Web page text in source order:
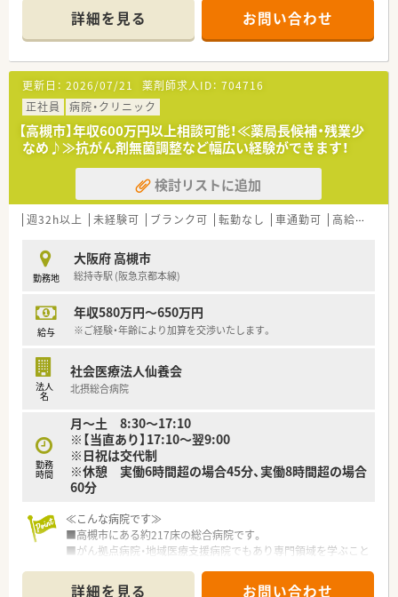
＊------------------------------------------＊
【店舗情報と応需状況について】
■阪急京都本線の高槻市駅から徒歩で2分という好立地にあり、
悪天候の日でも毎日の通勤にかかる負担が非常に少ない便利な
薬局です。
■門前に構える歴史ある大学病院より総合科目の処方箋をメイ
ンに受け付けており、最先端の薬学知識を幅広く吸収できる環境
です。
■1日あたりの処方箋応需枚数は平均120枚ほどですが、常時5名
から6名体制の手厚い薬剤師を配置して無理なく運営していま
す。
【想定される業務内容】
■大学病院から届く総合科目の処方箋に基づき、全店に標準導入
行います。
■お薬の提供だけでなく、自社開発のサプリメントや健康食品の
カウンセリング販売を通じ、未病や予防の観点から患者様を支え
■薬局長への就任後は、店舗ごとの独立採算制に基づいた予算の
管理や、他職種スタッフの配置調整などの薬局管理業務も学びま
【職場環境と雰囲気】
■店舗には常勤薬剤師5名とパート薬剤師2名が在籍しており、
ています。
■薬剤師の2倍程度にのぼる手厚い店舗スタッフ（テクニシャン
や事務など）を配置しており、薬剤師が専門業務に集中できる職
場です。
■経営陣のほとんどが薬剤師のため現場に対する理解が極めて
駐しています。
詳細を見る お問い合わせ
更新日： 2026/07/21 薬剤師求人ID： 704716
正社員
病院・クリニック
【高槻市】年収600万円以上相談可能！≪薬局長候補・残業少
なめ♪≫抗がん剤無菌調整など幅広い経験ができます！
検討リストに追加
週32h以上 未経験可 ブランク可 転勤なし 車通勤可 高給与(600万円以上)
勤務地
大阪府 高槻市
総持寺駅 (阪急京都本線)
給与
年収580万円～650万円
※ご経験・年齢により加算を交渉いたします。
法人
名
社会医療法人仙養会
北摂総合病院
勤務
時間
月～土 8:30～17:10
※【当直あり】17:10～翌9:00
※日祝は交代制
※休憩 実働6時間超の場合45分、実働8時間超の場合
60分
≪こんな病院です≫
■高槻市にある約217床の総合病院です。
■がん拠点病院・地域医療支援病院でもあり専門領域を学ぶこと
法、緩和ケア等）を開催しています。
詳細を見る お問い合わせ